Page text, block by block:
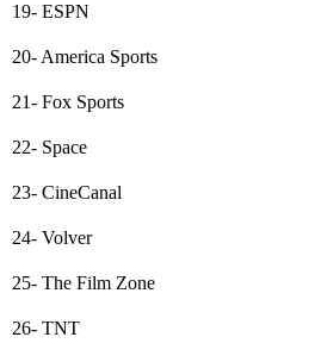
19- ESPN
20- America Sports
21- Fox Sports
22- Space
23- CineCanal
24- Volver
25- The Film Zone
26- TNT